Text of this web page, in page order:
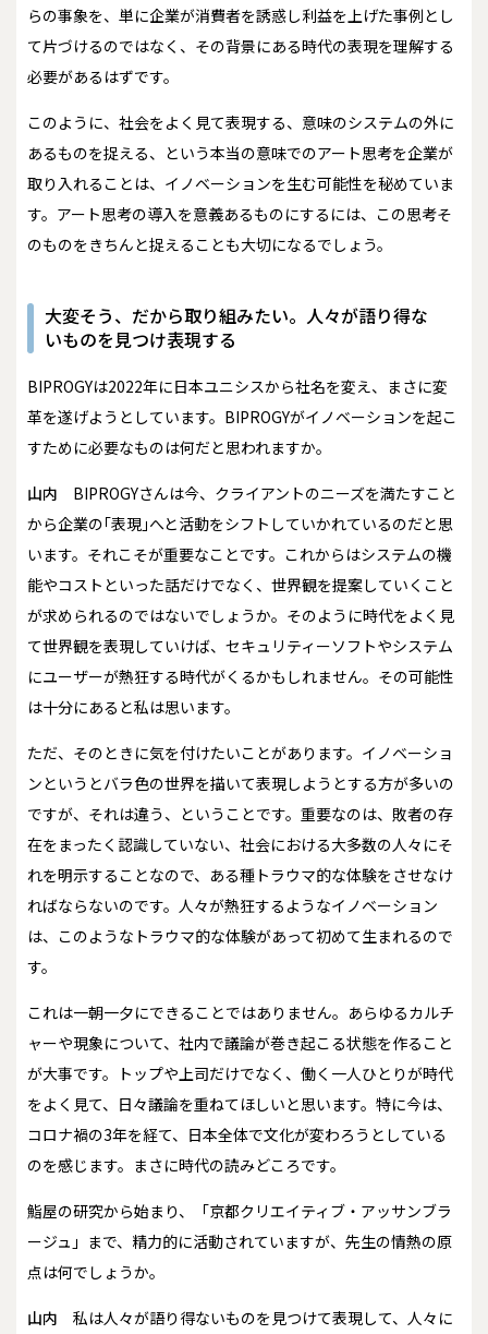
らの事象を、単に企業が消費者を誘惑し利益を上げた事例とし
て片づけるのではなく、その背景にある時代の表現を理解する
必要があるはずです。
このように、社会をよく見て表現する、意味のシステムの外に
あるものを捉える、という本当の意味でのアート思考を企業が
取り入れることは、イノベーションを生む可能性を秘めていま
す。アート思考の導入を意義あるものにするには、この思考そ
のものをきちんと捉えることも大切になるでしょう。
大変そう、だから取り組みたい。人々が語り得な
いものを見つけ表現する
――BIPROGYは2022年に日本ユニシスから社名を変え、まさに変
革を遂げようとしています。BIPROGYがイノベーションを起こ
すために必要なものは何だと思われますか。
山内
BIPROGYさんは今、クライアントのニーズを満たすこと
から企業の｢表現｣へと活動をシフトしていかれているのだと思
います。それこそが重要なことです。これからはシステムの機
能やコストといった話だけでなく、世界観を提案していくこと
が求められるのではないでしょうか。そのように時代をよく見
て世界観を表現していけば、セキュリティーソフトやシステム
にユーザーが熱狂する時代がくるかもしれません。その可能性
は十分にあると私は思います。
ただ、そのときに気を付けたいことがあります。イノベーショ
ンというとバラ色の世界を描いて表現しようとする方が多いの
ですが、それは違う、ということです。重要なのは、敗者の存
在をまったく認識していない、社会における大多数の人々にそ
れを明示することなので、ある種トラウマ的な体験をさせなけ
ればならないのです。人々が熱狂するようなイノベーション
は、このようなトラウマ的な体験があって初めて生まれるので
す。
これは一朝一夕にできることではありません。あらゆるカルチ
ャーや現象について、社内で議論が巻き起こる状態を作ること
が大事です。トップや上司だけでなく、働く一人ひとりが時代
をよく見て、日々議論を重ねてほしいと思います。特に今は、
コロナ禍の3年を経て、日本全体で文化が変わろうとしている
のを感じます。まさに時代の読みどころです。
――鮨屋の研究から始まり、「京都クリエイティブ・アッサンブラ
ージュ」まで、精力的に活動されていますが、先生の情熱の原
点は何でしょうか。
山内
私は人々が語り得ないものを見つけて表現して、人々に